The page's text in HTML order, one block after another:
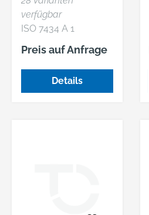
verfügbar
ISO 7434 A 1
Gewindestifte mit
Spitze und Schlitz
Preis auf Anfrage
Details